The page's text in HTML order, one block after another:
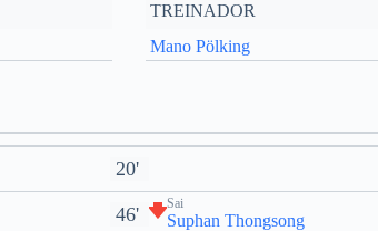
TREINADOR
Mano Pölking
20'
46' Sai
Suphan Thongsong